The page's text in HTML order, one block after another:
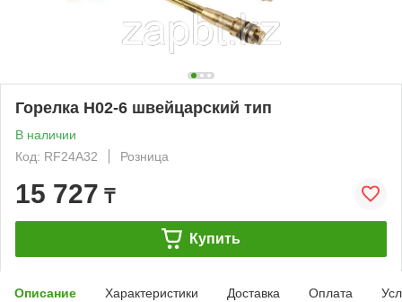
Горелка H02-6 швейцарский тип
В наличии
Код: RF24A32
Розница
15 727 ₸
Купить
Описание Характеристики Доставка Оплата